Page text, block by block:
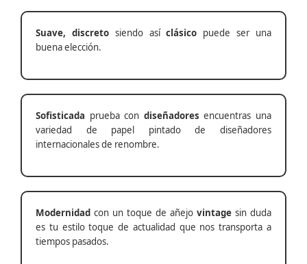
Suave, discretosiendo asíclásico puede ser una
buena elección.
Sofisticada prueba con diseñadores encuentras una
variedad de papel pintado de diseñadores
internacionales de renombre.
Modernidad con un toque de añejo vintage sin duda
es tu estilo toque de actualidad que nos transporta a
tiempos pasados.